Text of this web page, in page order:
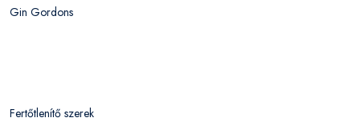
Gin Gordons
Fertőtlenítő szerek